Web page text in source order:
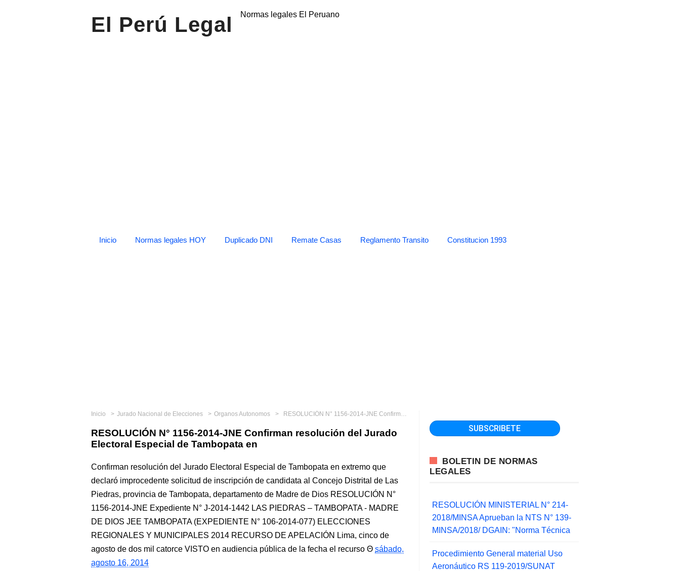
El Perú Legal Normas legales El Peruano
Inicio Normas legales HOY Duplicado DNI Remate Casas Reglamento Transito Constitucion 1993
Inicio Jurado Nacional de Elecciones Organos Autonomos RESOLUCIÓN N° 1156-2014-JNE Confirman resolución del Jurado Electoral Especial de Tambopata en
RESOLUCIÓN N° 1156-2014-JNE Confirman resolución del Jurado
Electoral Especial de Tambopata en
Confirman resolución del Jurado Electoral Especial de Tambopata en extremo que
declaró improcedente solicitud de inscripción de candidata al Concejo Distrital de Las
Piedras, provincia de Tambopata, departamento de Madre de Dios RESOLUCIÓN N°
1156-2014-JNE Expediente N° J-2014-1442 LAS PIEDRAS – TAMBOPATA - MADRE
DE DIOS JEE TAMBOPATA (EXPEDIENTE N° 106-2014-077) ELECCIONES
REGIONALES Y MUNICIPALES 2014 RECURSO DE APELACIÓN Lima, cinco de
agosto de dos mil catorce VISTO en audiencia pública de la fecha el recurso
sábado,
agosto 16, 2014
BOLETIN DE NORMAS
LEGALES
RESOLUCIÓN MINISTERIAL N° 214-
2018/MINSA Aprueban la NTS N° 139-
MINSA/2018/ DGAIN: "Norma Técnica
Procedimiento General material Uso
Aeronáutico RS 119-2019/SUNAT